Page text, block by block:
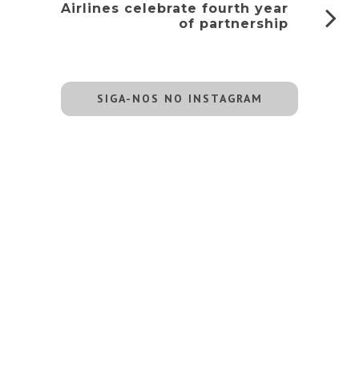
Airlines celebrate fourth year
of partnership
SIGA-NOS NO INSTAGRAM